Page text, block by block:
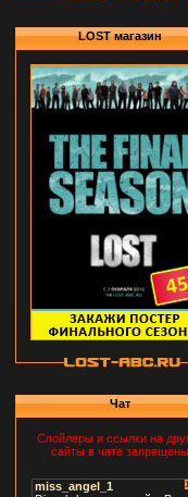
LOST магазин
Чат
Спойлеры и ссылки на
сайты в чате запрещены